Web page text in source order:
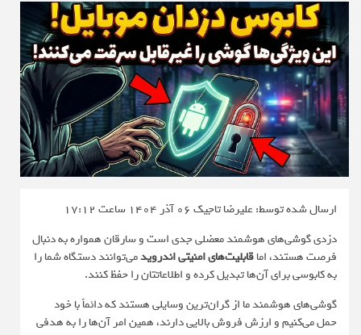
ارسال شده توسط: علیرضا تاجیک06 آذر 1404 ساعت 17:12
دزدی گوشی‌های هوشمند معضلی جدی است و سارقان همواره به دنبال
فرصت‌ هستند، اما قابلیت‌های امنیتی اندرویدمی‌توانند دستگاه شما را
به کابوسی برای آن‌ها تبدیل کرده و اطلاعاتتان را حفظ کنند.
گوشی‌های هوشمند ما از گران‌ترین وسایلی هستند که دائماً با خود
حمل می‌کنیم و ارزش فروش بالایی دارند، همین امر آن‌ها را به هدفی